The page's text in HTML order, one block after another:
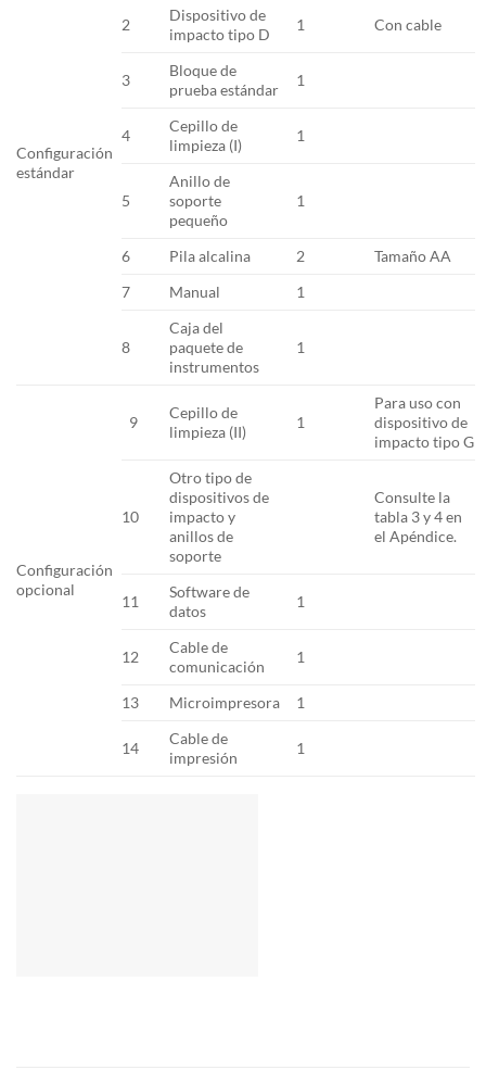
Configuración
estándar
2
Dispositivo de
impacto tipo D
1 Con cable
3
Bloque de
prueba estándar
1
4
Cepillo de
limpieza (I)
1
5
Anillo de
soporte
pequeño
1
6 Pila alcalina 2
Tamaño AA
7
Manual 1
8
Caja del
paquete de
instrumentos
1
Configuración
opcional
9
Cepillo de
limpieza (II)
1
Para uso con
dispositivo de
impacto tipo G
10
Otro tipo de
dispositivos de
impacto y
anillos de
soporte
Consulte la
tabla 3 y 4 en
el Apéndice.
11
Software de
datos
1
12
Cable de
comunicación
1
13 Microimpresora 1
14
Cable de
impresión
1